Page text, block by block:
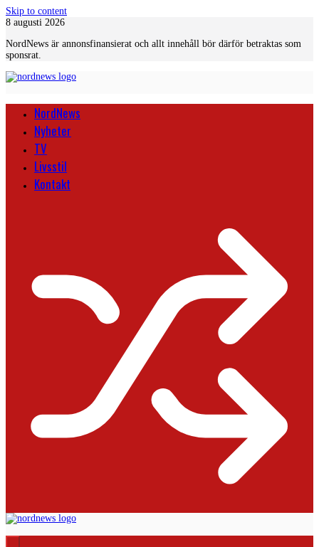
Skip to content
8 augusti 2026
NordNews är annonsfinansierat och allt innehåll bör därför betraktas som
sponsrat.
NordNews
Nyheter
TV
Livsstil
Kontakt